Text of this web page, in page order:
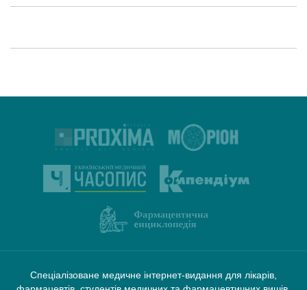
Спеціалізоване медичне інтернет-видання для лікарів,